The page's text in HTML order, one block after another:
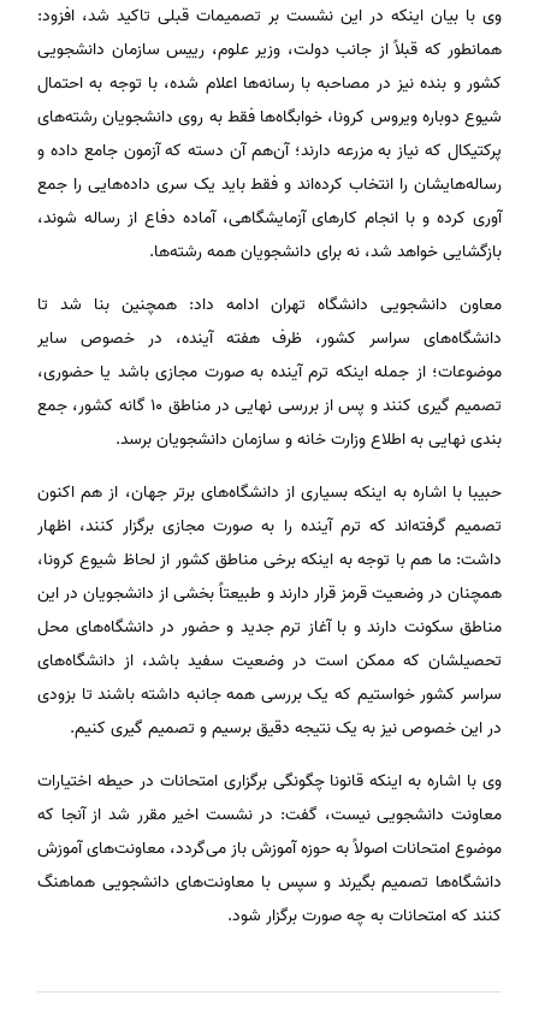
وی با بیان اینکه در این نشست بر تصمیمات قبلی تاکید شد، افزود:
همانطور که قبلاً از جانب دولت، وزیر علوم، رییس سازمان دانشجویی
کشور و بنده نیز در مصاحبه با رسانه‌ها اعلام شده، با توجه به احتمال
شیوع دوباره ویروس کرونا، خوابگاه‌ها فقط به روی دانشجویان رشته‌های
پرکتیکال که نیاز به مزرعه دارند؛ آن‌هم آن دسته که آزمون جامع داده و
رساله‌هایشان را انتخاب کرده‌اند و فقط باید یک سری داده‌هایی را جمع
آوری کرده و با انجام کارهای آزمایشگاهی، آماده دفاع از رساله شوند،
بازگشایی خواهد شد، نه برای دانشجویان همه رشته‌ها.
معاون دانشجویی دانشگاه تهران ادامه داد: همچنین بنا شد تا
دانشگاه‌های سراسر کشور، ظرف هفته آینده، در خصوص سایر
موضوعات؛ از جمله اینکه ترم آینده به صورت مجازی باشد یا حضوری،
تصمیم گیری کنند و پس از بررسی نهایی در مناطق ۱۰ گانه کشور، جمع
بندی نهایی به اطلاع وزارت خانه و سازمان دانشجویان برسد.
حبیبا با اشاره به اینکه بسیاری از دانشگاه‌های برتر جهان، از هم اکنون
تصمیم گرفته‌اند که ترم آینده را به صورت مجازی برگزار کنند، اظهار
داشت: ما هم با توجه به اینکه برخی مناطق کشور از لحاظ شیوع کرونا،
همچنان در وضعیت قرمز قرار دارند و طبیعتاً بخشی از دانشجویان در این
مناطق سکونت دارند و با آغاز ترم جدید و حضور در دانشگاه‌های محل
تحصیلشان که ممکن است در وضعیت سفید باشد، از دانشگاه‌های
سراسر کشور خواستیم که یک بررسی همه جانبه داشته باشند تا بزودی
در این خصوص نیز به یک نتیجه دقیق برسیم و تصمیم گیری کنیم.
وی با اشاره به اینکه قانونا چگونگی برگزاری امتحانات در حیطه اختیارات
معاونت دانشجویی نیست، گفت: در نشست اخیر مقرر شد از آنجا که
موضوع امتحانات اصولاً به حوزه آموزش باز می‌گردد، معاونت‌های آموزش
دانشگاه‌ها تصمیم بگیرند و سپس با معاونت‌های دانشجویی هماهنگ
کنند که امتحانات به چه صورت برگزار شود.